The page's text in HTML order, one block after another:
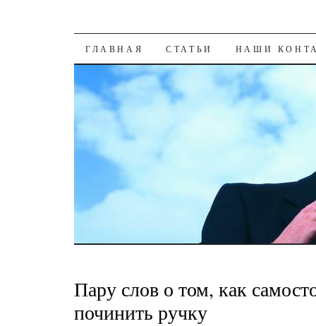
К СОДЕРЖАНИЮ
ГЛАВНАЯ СТАТЬИ НАШИ
Пару слов о том, как
починить ручку